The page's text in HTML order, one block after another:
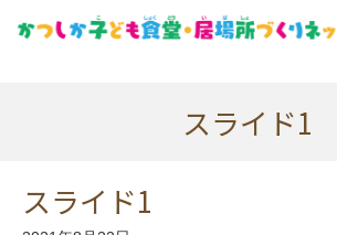
スライド1
スライド1